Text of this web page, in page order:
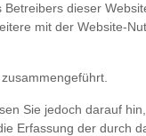
dieser
mit der Website-
Sie jedoch darauf
Erfassung der durch